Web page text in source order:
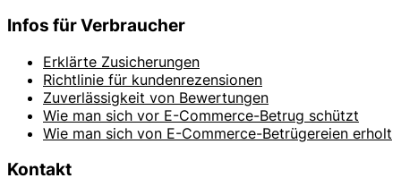
Infos für Verbraucher
Erklärte Zusicherungen
Richtlinie für kundenrezensionen
Zuverlässigkeit von Bewertungen
Wie man sich vor E-Commerce-Betrug schützt
Wie man sich von E-Commerce-Betrügereien erholt
Kontakt